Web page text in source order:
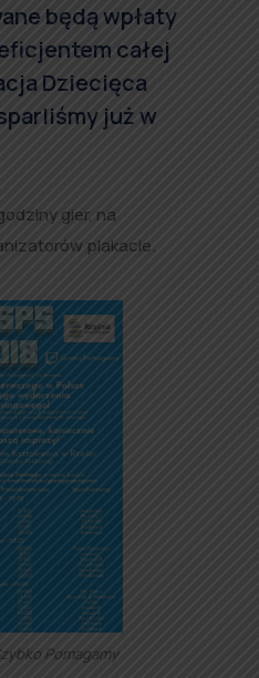
będą wpłaty
całej
Dziecięca
już w
gier, na
plakacie.
Pomagamy